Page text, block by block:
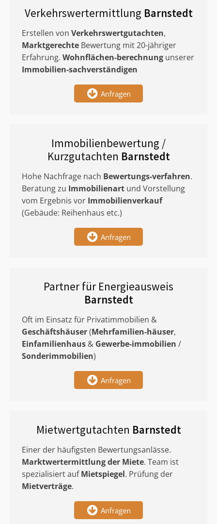
Verkehrswertermittlung Barnstedt
Erstellen von Verkehrswertgutachten,
Marktgerechte Bewertung mit 20-jähriger
Erfahrung. Wohnflächen-berechnung unserer
Immobilien-sachverständigen
Anfragen
Immobilienbewertung /
Kurzgutachten Barnstedt
Hohe Nachfrage nach Bewertungs-verfahren.
Beratung zu Immobilienart und Vorstellung
vom Ergebnis vor Immobilienverkauf
(Gebäude: Reihenhaus etc.)
Anfragen
Partner für Energieausweis
Barnstedt
Oft im Einsatz für Privatimmobilien &
Geschäftshäuser(Mehrfamilien-häuser,
Einfamilienhaus & Gewerbe-immobilien /
Sonderimmobilien)
Anfragen
Mietwertgutachten Barnstedt
Einer der häufigsten Bewertungsanlässe.
Marktwertermittlungder Miete. Team ist
spezialisiert aufMietspiegel. Prüfung der
Mietverträge.
Anfragen